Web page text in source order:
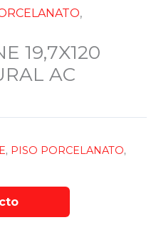
,
19,7X120
AC
, PISO PORCELANATO,